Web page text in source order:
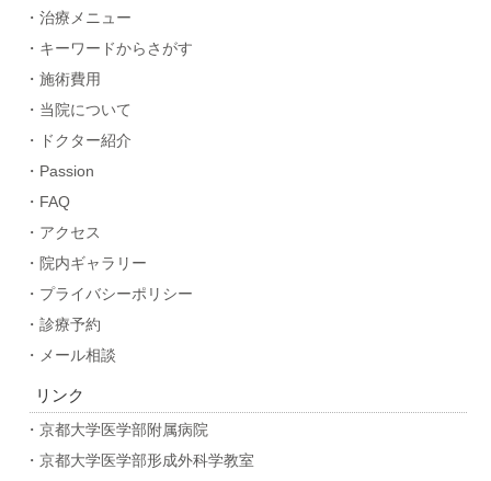
・治療メニュー
・キーワードからさがす
・施術費用
・当院について
・ドクター紹介
・Passion
・FAQ
・アクセス
・院内ギャラリー
・プライバシーポリシー
・診療予約
・メール相談
リンク
・京都大学医学部附属病院
・京都大学医学部形成外科学教室